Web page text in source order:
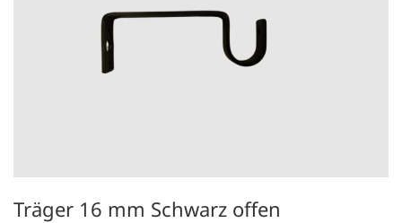
Träger 16 mm Schwarz offen